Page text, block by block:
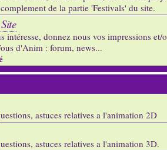
de la partie 'Festivals' du site.
intéresse, donnez nous vos impressions et/
d'Anim : forum, news...
astuces relatives a l'animation 2D
astuces relatives a l'animation 3D.